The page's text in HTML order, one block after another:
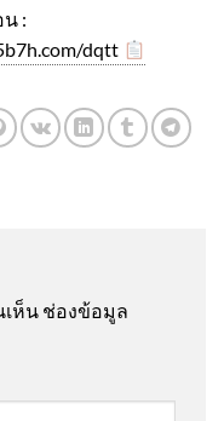
:
dqtt
ห็น ช่องข้อมูล